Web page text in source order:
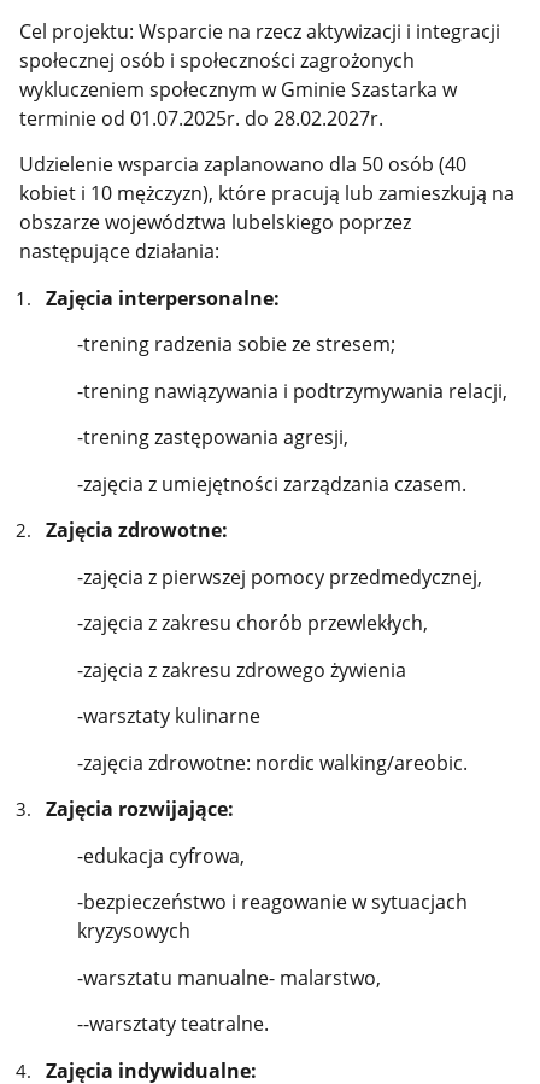
Cel projektu: Wsparcie na rzecz aktywizacji i integracji
społecznej osób i społeczności zagrożonych
wykluczeniem społecznym w Gminie Szastarka w
terminie od 01.07.2025r. do 28.02.2027r.
Udzielenie wsparcia zaplanowano dla 50 osób (40
kobiet i 10 mężczyzn), które pracują lub zamieszkują na
obszarze województwa lubelskiego poprzez
następujące działania:
Zajęcia interpersonalne:
-trening radzenia sobie ze stresem;
-trening nawiązywania i podtrzymywania relacji,
-trening zastępowania agresji,
-zajęcia z umiejętności zarządzania czasem.
Zajęcia zdrowotne:
-zajęcia z pierwszej pomocy przedmedycznej,
-zajęcia z zakresu chorób przewlekłych,
-zajęcia z zakresu zdrowego żywienia
-warsztaty kulinarne
-zajęcia zdrowotne: nordic walking/areobic.
Zajęcia rozwijające:
-edukacja cyfrowa,
-bezpieczeństwo i reagowanie w sytuacjach
kryzysowych
-warsztatu manualne- malarstwo,
--warsztaty teatralne.
Zajęcia indywidualne: